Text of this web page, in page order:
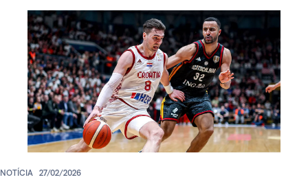
NOTÍCIA 27/02/2026